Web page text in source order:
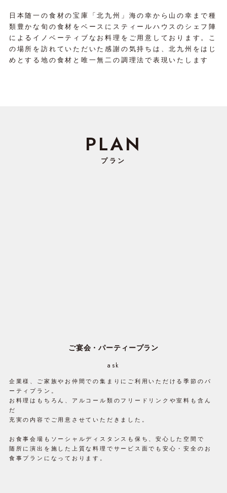
日本随一の食材の宝庫「北九州」海の幸から山の幸まで種
類豊かな旬の食材をベースにスティールハウスのシェフ陣
によるイノベーティブなお料理をご用意しております。こ
の場所を訪れていただいた感謝の気持ちは、北九州をはじ
めとする地の食材と唯一無二の調理法で表現いたします
PLAN
プラン
ご宴会・パーティープラン
ask
企業様、ご家族やお仲間での集まりにご利用いただける季節のパ
ーティプラン。
お料理はもちろん、アルコール類のフリードリンクや室料も含ん
だ
充実の内容でご用意させていただきました。
お食事会場もソーシャルディスタンスも保ち、安心した空間で
随所に演出を施した上質な料理でサービス面でも安心・安全のお
食事プランになっております。